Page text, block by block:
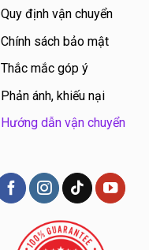
Quy định vận chuyển
Chính sách bảo mật
Thắc mắc góp ý
Phản ánh, khiếu nại
Hướng dẫn vận chuyển